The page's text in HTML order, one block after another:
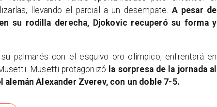
llevando el parcial a un desempate. A pesar de
su rodilla derecha, Djokovic recuperó su forma y
palmarés con el esquivo oro olímpico, enfrentará en
Musetti protagonizó la sorpresa de la jornada al
Alexander Zverev, con un doble 7-5.